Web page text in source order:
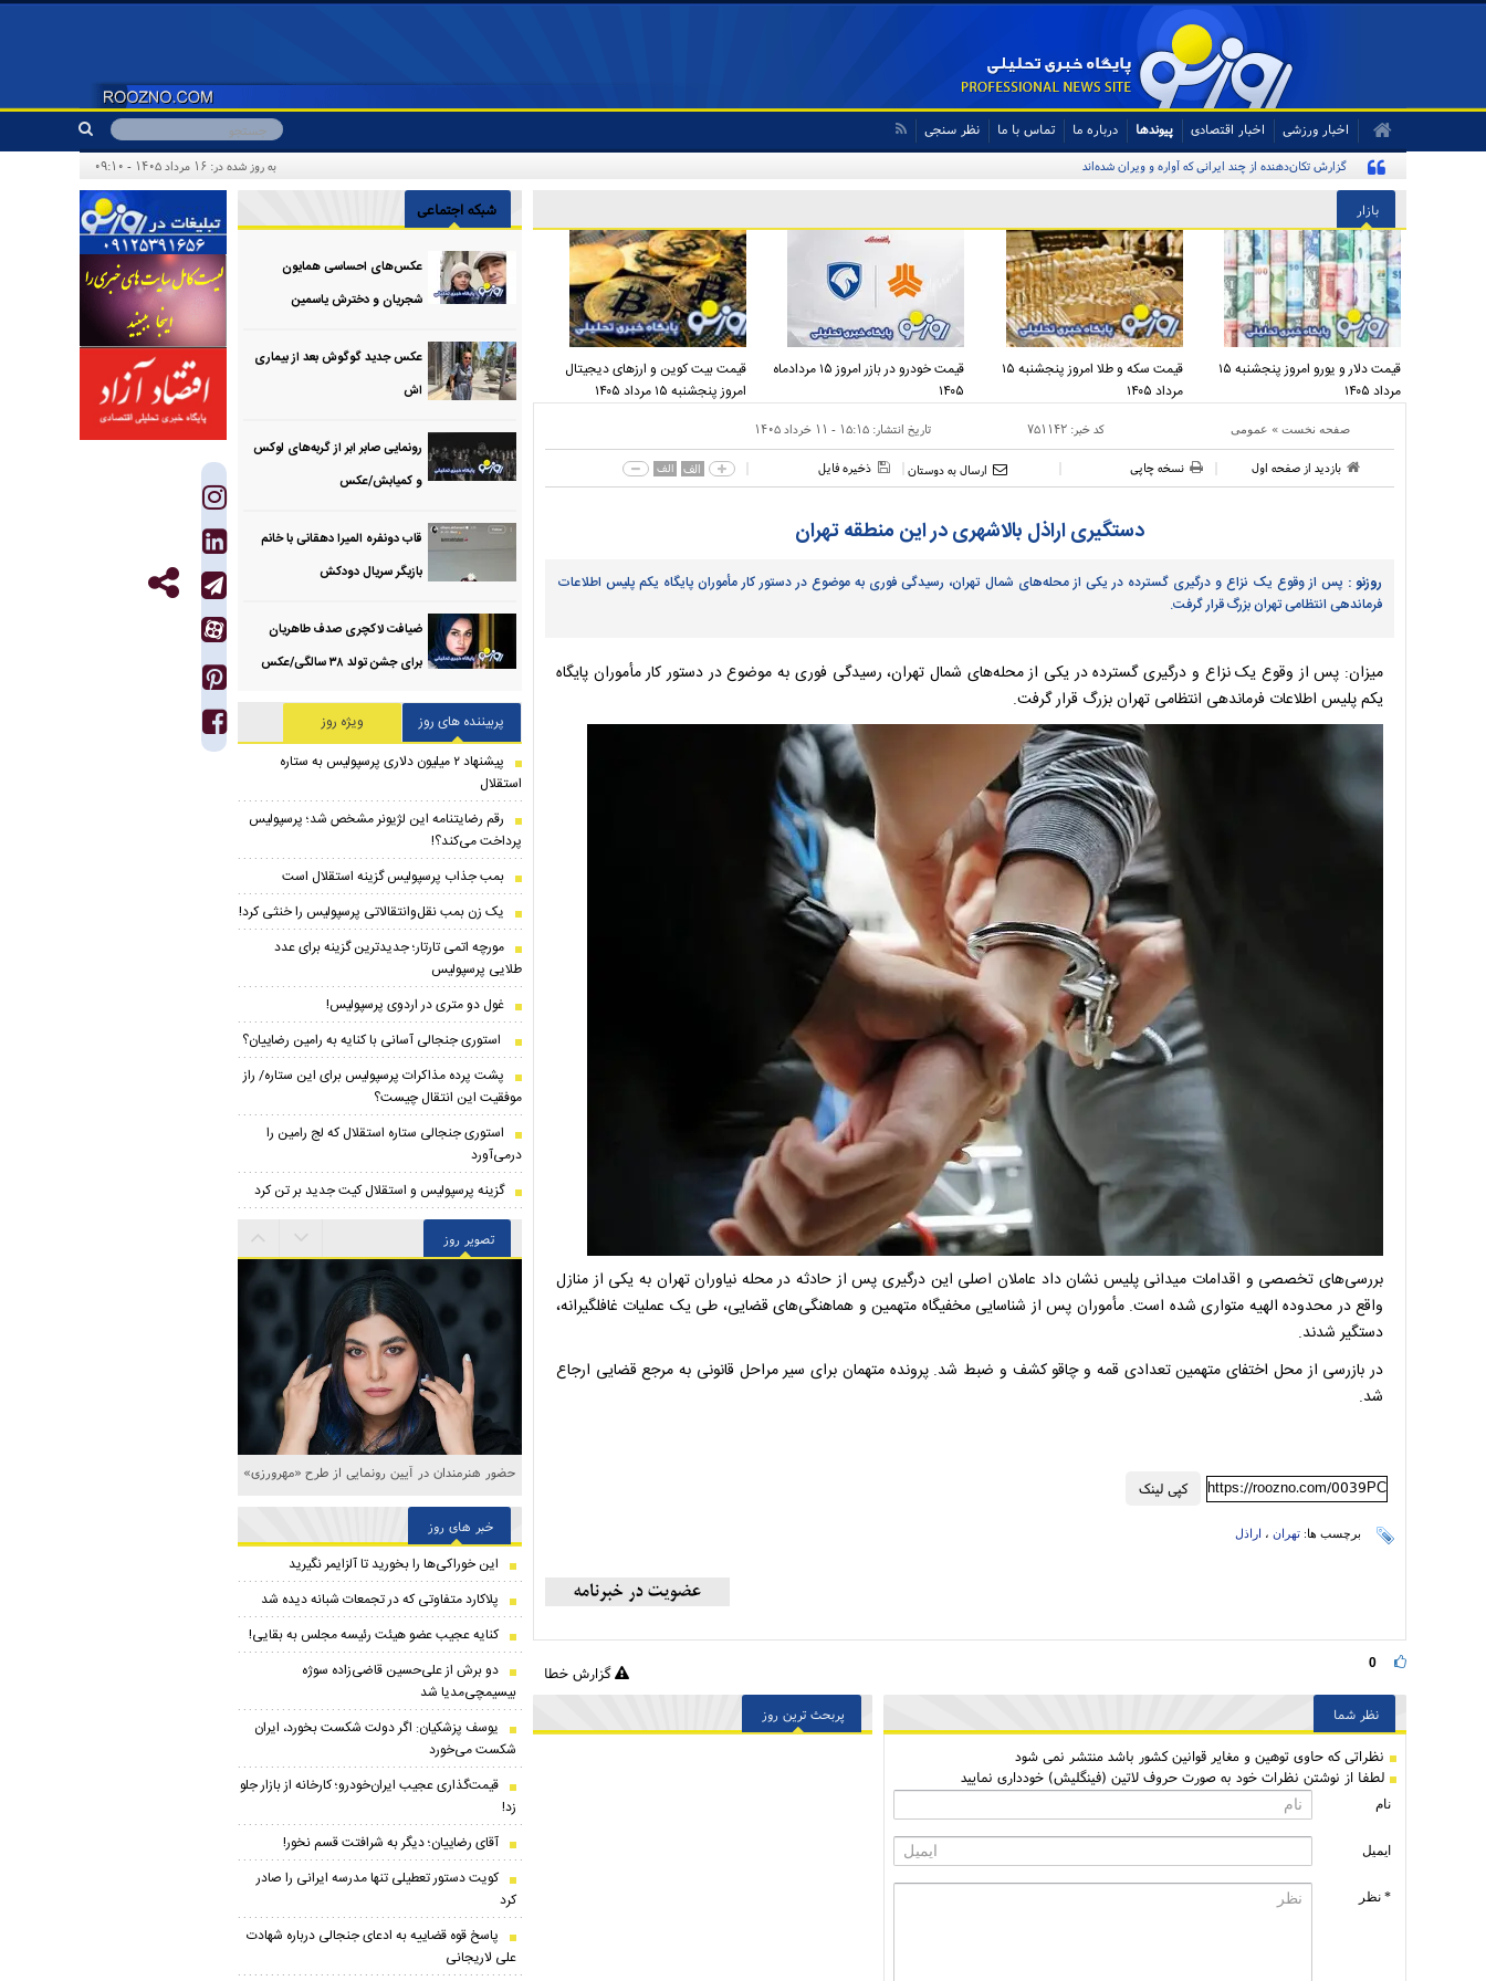
اخبار ورزشی اخبار اقتصادی پیوندها درباره ما تماس با ما نظر سنجی
گزارش تکان‌دهنده از چند ایرانی که آواره و ویران شده‌اند به روز شده در: ۱۶ مرداد ۱۴۰۵ - ۰۹:۱۰
بازار
قیمت دلار و یورو امروز پنجشنبه ۱۵
مرداد ۱۴۰۵
قیمت سکه و طلا امروز پنجشنبه ۱۵
مرداد ۱۴۰۵
قیمت خودرو در بازر امروز ۱۵ مردادماه
۱۴۰۵
قیمت بیت کوین و ارز‌های دیجیتال
امروز پنجشنبه ۱۵ مرداد ۱۴۰۵
صفحه نخست » عمومی کد خبر:۷۵۱۱۴۲ تاریخ انتشار: ۱۵:۱۵ - ۱۱ خرداد ۱۴۰۵
بازدید از صفحه اول نسخه چاپی ارسال به دوستان ذخیره فایل الف الف
دستگیری اراذل بالاشهری در این منطقه تهران
روزنو : پس از وقوع یک نزاع و درگیری گسترده در یکی از محله‌های شمال تهران، رسیدگی فوری به موضوع در دستور کار مأموران پایگاه یکم پلیس اطلاعات
فرماندهی انتظامی تهران بزرگ قرار گرفت.
میزان: پس از وقوع یک نزاع و درگیری گسترده در یکی از محله‌های شمال تهران، رسیدگی فوری به موضوع در دستور کار مأموران پایگاه
یکم پلیس اطلاعات فرماندهی انتظامی تهران بزرگ قرار گرفت.
بررسی‌های تخصصی و اقدامات میدانی پلیس نشان داد عاملان اصلی این درگیری پس از حادثه در محله نیاوران تهران به یکی از منازل
واقع در محدوده الهیه متواری شده است. مأموران پس از شناسایی مخفیگاه متهمین و هماهنگی‌های قضایی، طی یک عملیات غافلگیرانه،
دستگیر شدند.
در بازرسی از محل اختفای متهمین تعدادی قمه و چاقو کشف و ضبط شد. پرونده متهمان برای سیر مراحل قانونی به مرجع قضایی ارجاع
شد.
کپی لینک https://roozno.com/0039PC
برچسب ها: تهران ، اراذل
0 گزارش خطا
نظر شما
نظراتی كه حاوی توهین و مغایر قوانین کشور باشد منتشر نمی شود
لطفا از نوشتن نظرات خود به صورت حروف لاتین (فینگلیش) خودداری نمایید
نام
ایمیل
* نظر
پربحث ترین روز
شبکه اجتماعی
عکس‌های احساسی همایون
شجریان و دخترش یاسمین
عکس جدید گوگوش بعد از بیماری
اش
رونمایی صابر ابر از گربه‌های لوکس
و کمیابش/عکس
قاب دونفره المیرا دهقانی با خانم
بازیگر سریال دودکش
ضیافت لاکچری صدف طاهریان
برای جشن تولد ۳۸ سالگی‌/عکس
پربیننده های روز
ویژه روز
پیشنهاد ۲ میلیون دلاری پرسپولیس به ستاره
استقلال
رقم رضایتنامه این لژیونر مشخص شد؛ پرسپولیس
پرداخت می‌کند؟!
بمب جذاب پرسپولیس گزینه استقلال است
یک زن بمب نقل‌وانتقالاتی پرسپولیس را خنثی کرد!
مورچه اتمی تارتار؛ جدیدترین گزینه برای عدد
طلایی پرسپولیس
غول دو متری در اردوی پرسپولیس!
استوری جنجالی آسانی با کنایه به رامین رضاییان؟
پشت پرده مذاکرات پرسپولیس برای این ستاره/ راز
موفقیت این انتقال چیست؟
استوری جنجالی ستاره استقلال که لج رامین را
درمی‌آورد
گزینه پرسپولیس و استقلال کیت جدید بر تن کرد
تصویر روز
حضور هنرمندان در آیین رونمایی از طرح «مهرورزی»
خبر های روز
این خوراکی‌ها را بخورید تا آلزایمر نگیرید
پلاکارد متفاوتی که در تجمعات شبانه دیده شد
کنایه عجیب عضو هیئت رئیسه مجلس به بقایی!
دو برش از علی‌حسین‌ قاضی‌زاده سوژه
بیسیمچی‌مدیا شد
یوسف پزشکیان: اگر دولت شکست بخورد، ایران
شکست می‌خورد
قیمت‌گذاری عجیب ایران‌خودرو؛ کارخانه از بازار جلو
زد!
آقای رضاییان؛ دیگر به شرافتت قسم نخور!
کویت دستور تعطیلی تنها مدرسه ایرانی را صادر
کرد
پاسخ قوه قضاییه به ادعای جنجالی درباره شهادت
علی لاریجانی